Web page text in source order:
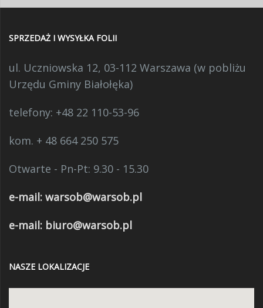
SPRZEDAŻ I WYSYŁKA FOLII
ul. Uczniowska 12, 03-112 Warszawa (w pobliżu
Urzędu Gminy Białołęka)
telefony: +48 22 110-53-96
kom. + 48 664 250 575
Otwarte - Pn-Pt: 9.30 - 15.30
e-mail: warsob@warsob.pl
e-mail: biuro@warsob.pl
NASZE LOKALIZACJE